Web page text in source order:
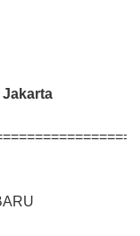
Jakarta